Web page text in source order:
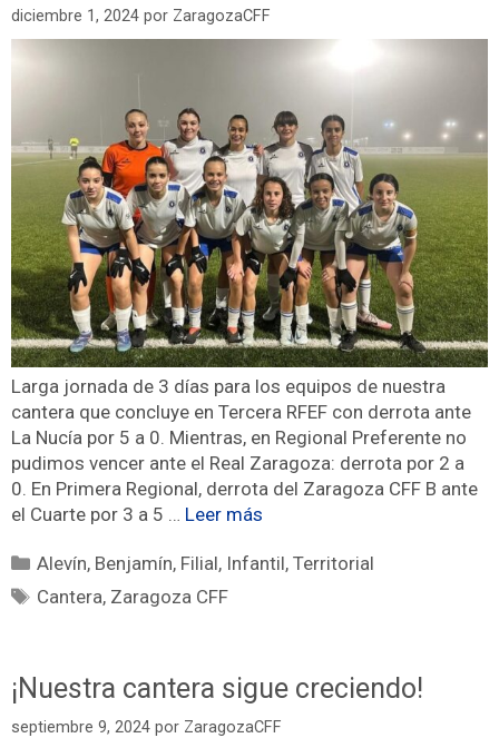
diciembre 1, 2024 por ZaragozaCFF
Larga jornada de 3 días para los equipos de nuestra
cantera que concluye en Tercera RFEF con derrota ante
La Nucía por 5 a 0. Mientras, en Regional Preferente no
pudimos vencer ante el Real Zaragoza: derrota por 2 a
0. En Primera Regional, derrota del Zaragoza CFF B ante
el Cuarte por 3 a 5 … Leer más
Alevín, Benjamín, Filial, Infantil,Territorial
Cantera, Zaragoza CFF
¡Nuestra cantera sigue creciendo!
septiembre 9, 2024 por ZaragozaCFF